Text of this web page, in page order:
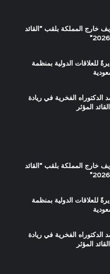
خارج المملكة بلقب “القائد
للعلاقات الدولية بمنظمة
الفخرية في ريادة
المؤثر
خارج المملكة بلقب “القائد
للعلاقات الدولية بمنظمة
الفخرية في ريادة
المؤثر